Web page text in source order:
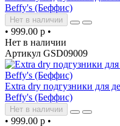
Beffy's (Беффис)
Нет в наличии
• 999.00 р •
Нет в наличии
Артикул GSD09009
Extra dry подгузники для
Beffy's (Беффис)
Нет в наличии
• 999.00 р •